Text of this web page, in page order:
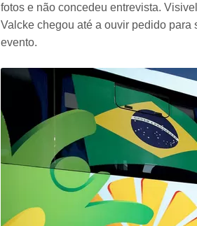
fotos e não concedeu entrevista.
Valcke chegou até a ouvir pedido
evento.